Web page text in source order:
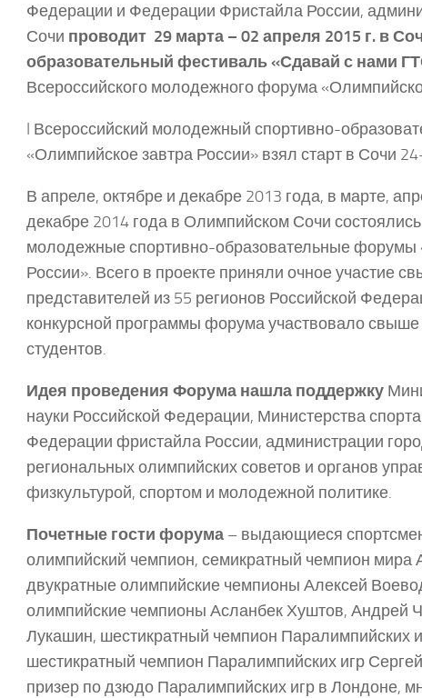
Федерации и Федерации Фристайла России,
Сочи проводит 29 марта – 02 апреля 2015 г. в
образовательный фестиваль «Сдавай с нами
Всероссийского молодежного форума
I Всероссийский молодежный спортивно-
«Олимпийское завтра России» взял старт в Сочи
В апреле, октябре и декабре 2013 года, в марте,
декабре 2014 года в Олимпийском Сочи
молодежные спортивно-образовательные форумы
России». Всего в проекте приняли очное участие
представителей из 55 регионов Российской
конкурсной программы форума участвовало
студентов.
Идея проведения Форума нашла поддержку
науки Российской Федерации, Министерства
Федерации фристайла России, администрации
региональных олимпийских советов и органов
физкультурой, спортом и молодежной политике.
Почетные гости форума – выдающиеся
олимпийский чемпион, семикратный чемпион мира
двукратные олимпийские чемпионы Алексей
олимпийские чемпионы Асланбек Хуштов, Андрей
Лукашин, шестикратный чемпион Паралимпийских
шестикратный чемпион Паралимпийских игр
призер по дзюдо Паралимпийских игр в Лондоне,